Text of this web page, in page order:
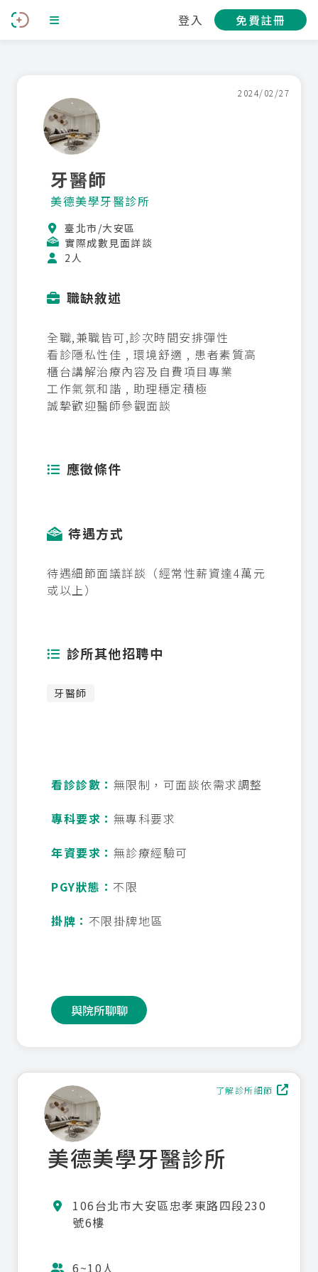
登入 免費註冊
2024/02/27
牙醫師
美德美學牙醫診所
臺北市/大安區
實際成數見面詳談
2人
職缺敘述
全職,兼職皆可,診次時間安排彈性
看診隱私性佳 , 環境舒適 , 患者素質高
櫃台講解治療內容及自費項目專業
工作氣氛和諧 , 助理穩定積極
誠摯歡迎醫師參觀面談
應徵條件
待遇方式
待遇細節面議詳談（經常性薪資達4萬元
或以上）
診所其他招聘中
牙醫師
看診診數： 無限制，可面談依需求調整
專科要求： 無專科要求
年資要求： 無診療經驗可
PGY狀態： 不限
掛牌： 不限掛牌地區
與院所聊聊
了解診所細節
美德美學牙醫診所
106台北市大安區忠孝東路四段230
號6樓
6~10人